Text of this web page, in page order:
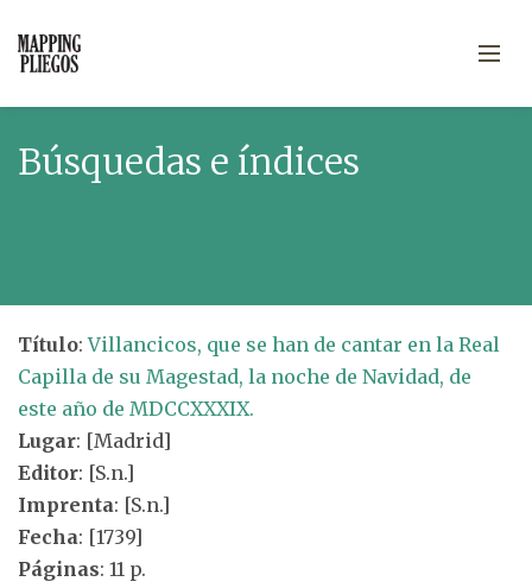
Búsquedas e índices
Título:Villancicos, que se han de cantar en la Real
Capilla de su Magestad, la noche de Navidad, de
este año de MDCCXXXIX.
Lugar: [Madrid]
Editor: [S.n.]
Imprenta: [S.n.]
Fecha: [1739]
Páginas: 11 p.